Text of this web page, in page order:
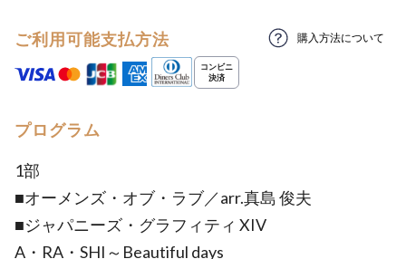
ご利用可能支払方法 購入方法について
プログラム
1部
■オーメンズ・オブ・ラブ／arr.真島 俊夫
■ジャパニーズ・グラフィティ XIV
A・RA・SHI～Beautiful days